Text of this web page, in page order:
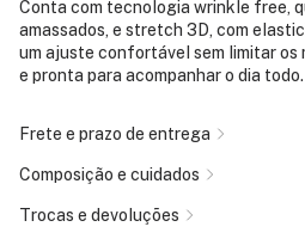
Conta com tecnologia wrinkle free,
amassados, e stretch 3D, com
um ajuste confortável sem limitar os
e pronta para acompanhar o dia todo.
Frete e prazo de entrega
Composição e cuidados
Trocas e devoluções